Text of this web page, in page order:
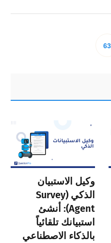
Go
63
وكيل الاستبيان
الذكي (Survey
Agent): أنشئ
استبيانك تلقائياً
بالذكاء الاصطناعي